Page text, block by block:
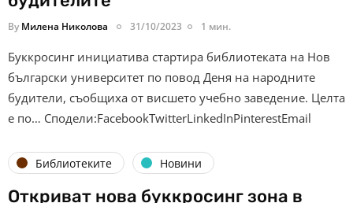
By Милена Николова 31/10/2023 1 мин.
Буккросинг инициатива стартира библиотеката на Нов
български университет по повод Деня на народните
будители, съобщиха от висшето учебно заведение. Целта
е по… Сподели:FacebookTwitterLinkedInPinterestEmail
Библиотеките Новини
Откриват нова буккросинг зона в